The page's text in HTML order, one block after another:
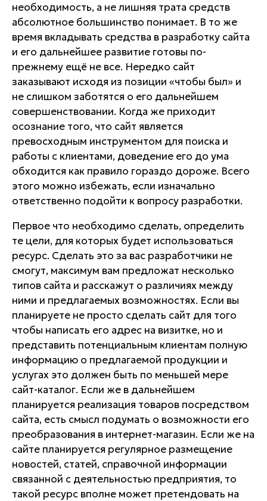
необходимость, а не лишняя трата средств
абсолютное большинство понимает. В то же
время вкладывать средства в разработку сайта
и его дальнейшее развитие готовы по-
прежнему ещё не все. Нередко сайт
заказывают исходя из позиции «чтобы был» и
не слишком заботятся о его дальнейшем
совершенствовании. Когда же приходит
осознание того, что сайт является
превосходным инструментом для поиска и
работы с клиентами, доведение его до ума
обходится как правило гораздо дороже. Всего
этого можно избежать, если изначально
ответственно подойти к вопросу разработки.
Первое что необходимо сделать, определить
те цели, для которых будет использоваться
ресурс. Сделать это за вас разработчики не
смогут, максимум вам предложат несколько
типов сайта и расскажут о различиях между
ними и предлагаемых возможностях. Если вы
планируете не просто сделать сайт для того
чтобы написать его адрес на визитке, но и
представить потенциальным клиентам полную
информацию о предлагаемой продукции и
услугах это должен быть по меньшей мере
сайт-каталог. Если же в дальнейшем
планируется реализация товаров посредством
сайта, есть смысл подумать о возможности его
преобразования в интернет-магазин. Если же на
сайте планируется регулярное размещение
новостей, статей, справочной информации
связанной с деятельностью предприятия, то
такой ресурс вполне может претендовать на